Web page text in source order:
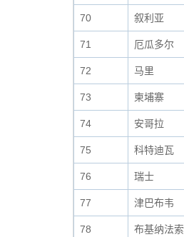
70 叙利亚
71 厄瓜多尔
72 马里
73 柬埔寨
74 安哥拉
75 科特迪瓦
76 瑞士
77 津巴布韦
78 布基纳法索